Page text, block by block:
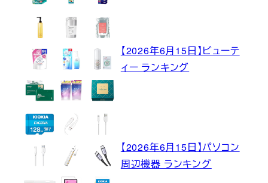
【2026年6月15日】ビューテ
ィー ランキング
【2026年6月15日】パソコン
周辺機器 ランキング